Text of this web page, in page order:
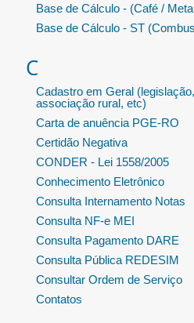
Base de Cálculo - (Café /
Base de Cálculo - ST
C
Cadastro em Geral
associação rural, etc)
Carta de anuência PGE-RO
Certidão Negativa
CONDER - Lei 1558/2005
Conhecimento Eletrônico
Consulta Internamento Notas
Consulta NF-e MEI
Consulta Pagamento DARE
Consulta Pública REDESIM
Consultar Ordem de Serviço
Contatos